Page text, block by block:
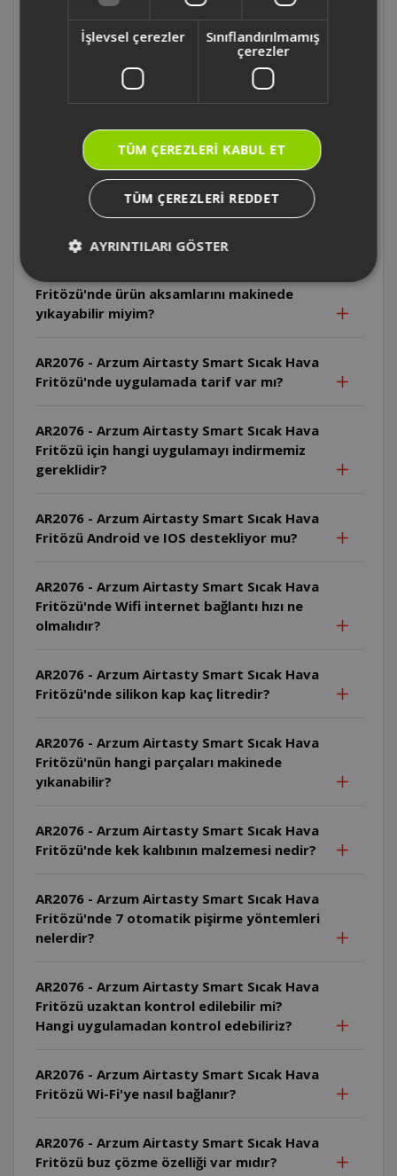
AR2076 - Arzum Airtasty Smart Sıcak Hava
Fritözü'n içinden tel ızgara çıkıyor mu? İç
malzemesi nedir?
özelliklerini kullanabilirim?
AR2076 - Arzum Airtasty Smart Sıcak Hava
Fritözü'nde camlı pişirme haznesini
Fritözü'nde ürün aksamlarını makinede
yıkayabilir miyim?
AR2076 - Arzum Airtasty Smart Sıcak Hava
Fritözü'nde uygulamada tarif var mı?
AR2076 - Arzum Airtasty Smart Sıcak Hava
Fritözü için hangi uygulamayı indirmemiz
gereklidir?
AR2076 - Arzum Airtasty Smart Sıcak Hava
Fritözü Android ve IOS destekliyor mu?
AR2076 - Arzum Airtasty Smart Sıcak Hava
Fritözü'nde Wifi internet bağlantı hızı ne
olmalıdır?
AR2076 - Arzum Airtasty Smart Sıcak Hava
Fritözü'nde silikon kap kaç litredir?
AR2076 - Arzum Airtasty Smart Sıcak Hava
Fritözü'nün hangi parçaları makinede
yıkanabilir?
AR2076 - Arzum Airtasty Smart Sıcak Hava
Fritözü'nde kek kalıbının malzemesi nedir?
AR2076 - Arzum Airtasty Smart Sıcak Hava
Fritözü'nde 7 otomatik pişirme yöntemleri
nelerdir?
AR2076 - Arzum Airtasty Smart Sıcak Hava
Fritözü uzaktan kontrol edilebilir mi?
Hangi uygulamadan kontrol edebiliriz?
AR2076 - Arzum Airtasty Smart Sıcak Hava
Fritözü Wi-Fi'ye nasıl bağlanır?
AR2076 - Arzum Airtasty Smart Sıcak Hava
Fritözü buz çözme özelliği var mıdır?
İşlevsel çerezler
Sınıflandırılmamış
çerezler
TÜM ÇEREZLERI KABUL ET
TÜM ÇEREZLERI REDDET
AYRINTILARI GÖSTER